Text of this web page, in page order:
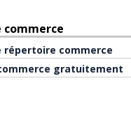
commerce
répertoire commerce
gratuitement